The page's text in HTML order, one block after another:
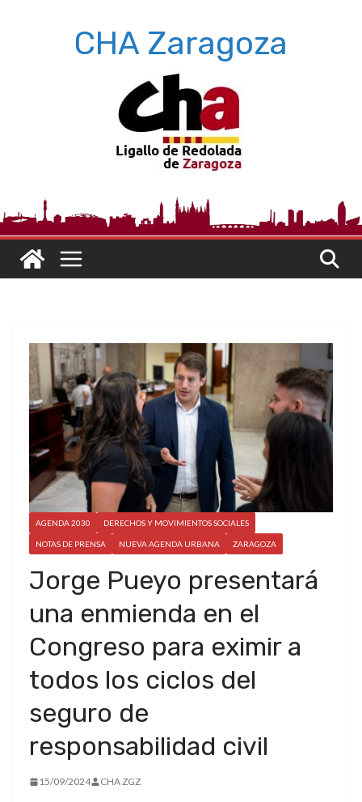
CHA Zaragoza
AGENDA 2030 DERECHOS Y MOVIMIENTOS SOCIALES
NOTAS DE PRENSA NUEVA AGENDA URBANA ZARAGOZA
Jorge Pueyo presentará
una enmienda en el
Congreso para eximir a
todos los ciclos del
seguro de
responsabilidad civil
15/09/2024 CHA ZGZ